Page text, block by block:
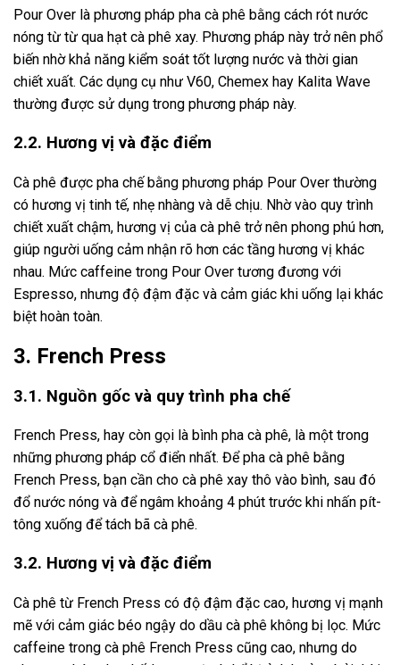
Pour Over là phương pháp pha cà phê bằng cách rót nước
nóng từ từ qua hạt cà phê xay. Phương pháp này trở nên phổ
biến nhờ khả năng kiểm soát tốt lượng nước và thời gian
chiết xuất. Các dụng cụ như V60, Chemex hay Kalita Wave
thường được sử dụng trong phương pháp này.
2.2. Hương vị và đặc điểm
Cà phê được pha chế bằng phương pháp Pour Over thường
có hương vị tinh tế, nhẹ nhàng và dễ chịu. Nhờ vào quy trình
chiết xuất chậm, hương vị của cà phê trở nên phong phú hơn,
giúp người uống cảm nhận rõ hơn các tầng hương vị khác
nhau. Mức caffeine trong Pour Over tương đương với
Espresso, nhưng độ đậm đặc và cảm giác khi uống lại khác
biệt hoàn toàn.
3. French Press
3.1. Nguồn gốc và quy trình pha chế
French Press, hay còn gọi là bình pha cà phê, là một trong
những phương pháp cổ điển nhất. Để pha cà phê bằng
French Press, bạn cần cho cà phê xay thô vào bình, sau đó
đổ nước nóng và để ngâm khoảng 4 phút trước khi nhấn pít-
tông xuống để tách bã cà phê.
3.2. Hương vị và đặc điểm
Cà phê từ French Press có độ đậm đặc cao, hương vị mạnh
mẽ với cảm giác béo ngậy do dầu cà phê không bị lọc. Mức
caffeine trong cà phê French Press cũng cao, nhưng do